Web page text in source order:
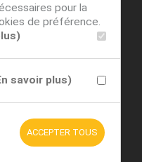
pour la
de préférence.
savoir plus)
ACCEPTER TOUS